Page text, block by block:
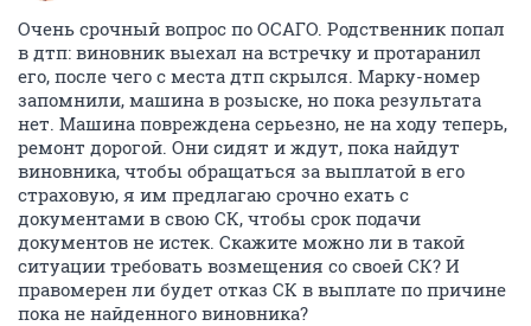
Очень срочный вопрос по ОСАГО. Родственник попал
в дтп: виновник выехал на встречку и протаранил
его, после чего с места дтп скрылся. Марку-номер
запомнили, машина в розыске, но пока результата
нет. Машина повреждена серьезно, не на ходу теперь,
ремонт дорогой. Они сидят и ждут, пока найдут
виновника, чтобы обращаться за выплатой в его
страховую, я им предлагаю срочно ехать с
документами в свою СК, чтобы срок подачи
документов не истек. Скажите можно ли в такой
ситуации требовать возмещения со своей СК? И
правомерен ли будет отказ СК в выплате по причине
пока не найденного виновника?